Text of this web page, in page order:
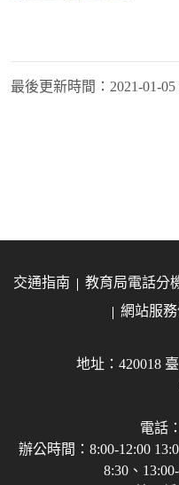
最後更新時間： 2021-01-05
交通指南 教育局電話分
網站服
地址：420018
電話
辦公時間：8:00-12:00
8:30、